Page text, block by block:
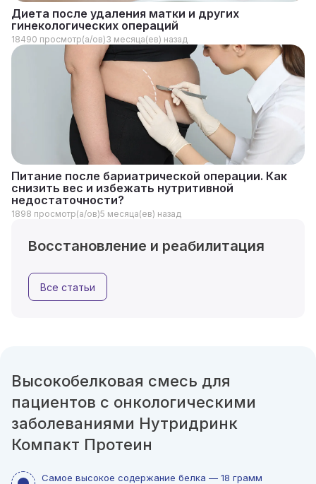
Диета после удаления матки и других
гинекологических операций
18490 просмотр(а/ов)3 месяца(ев) назад
Питание после бариатрической операции. Как
снизить вес и избежать нутритивной
недостаточности?
1898 просмотр(а/ов)5 месяца(ев) назад
Восстановление и реабилитация
Все статьи
Высокобелковая смесь для
пациентов с онкологическими
заболеваниями Нутридринк
Компакт Протеин
Самое высокое содержание белка — 18 грамм